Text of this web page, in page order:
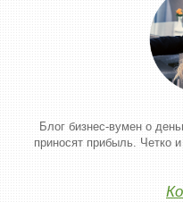
Блог бизнес-вумен о
приносят прибыль. Четко